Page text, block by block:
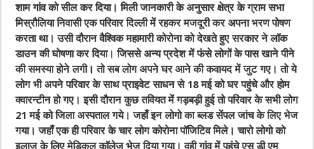
शाम गांव को सील कर दिया। मिली जानकारी के अनुसार क्षेत्र के ग्राम सभा
मिस्रौलिया निवासी एक परिवार दिल्ली में रहकर मजदूरी कर अपना भरण पोषण
करता था। उसी दौरान वैश्विक महामारी कोरोना को देखते हुए सरकार ने लॉक
डाउन की घोषणा कर दिया। जिससे अन्य प्रदेश में फंसे लोगों के पास खाने पीने
की समस्या होने लगी। तो सब लोग अपने घर आने की कवायद में जुट गए। तो ये
लोग भी अपने परिवार के साथ प्राइवेट साधन से 18 मई को घर पहुंचे और होम
क्वारन्टीन हो गए। इसी दौरान कुछ तवियत में गड़बड़ी हुई तो परिवार के सभी लोग
21 मई को जिला अस्पताल गये। जहाँ इन लोगो का ब्लड सेंपल जांच के लिए भेज
गया। जहाँ एक ही परिवार के चार लोग कोरोना पॉजिटिव मिले। चारो लोगो को